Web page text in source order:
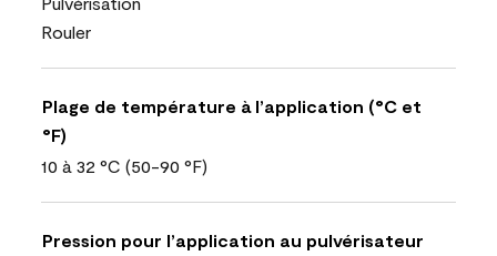
Rouler
Plage de température à l’application (°C et
°F)
10 à 32 °C (50-90 °F)
Pression pour l’application au pulvérisateur